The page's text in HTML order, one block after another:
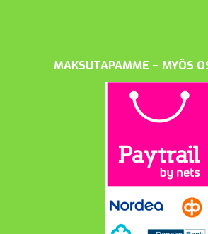
MAKSUTAPAMME – MYÖS